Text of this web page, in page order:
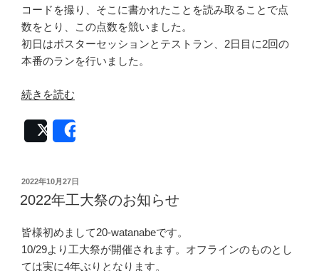
コードを撮り、そこに書かれたことを読み取ることで点
数をとり、この点数を競いました。
初日はポスターセッションとテストラン、2日目に2回の
本番のランを行いました。
“沖
洋
ボ
コ
ROV
部
門
続きを読む
Post
投
稿
日:
2022年10月27日
2022年工大祭のお知らせ
皆様初めまして20-watanabeです。
10/29より工大祭が開催されます。オフラインのものとし
ては実に4年ぶりとなります。